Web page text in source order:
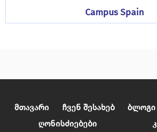
Campus Spain
Მთავარი Ჩვენ Შესახებ Ბლოგი
Ღონისძიებები